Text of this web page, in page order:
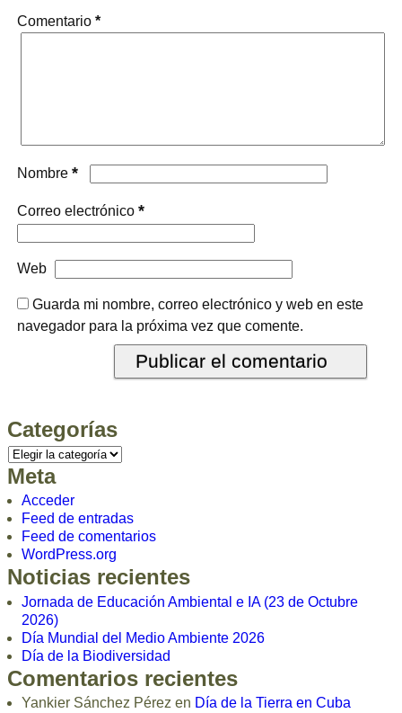
Comentario *
Nombre *
Correo electrónico *
Web
Guarda mi nombre, correo electrónico y web en este
navegador para la próxima vez que comente.
Categorías
Meta
Acceder
Feed de entradas
Feed de comentarios
WordPress.org
Noticias recientes
Jornada de Educación Ambiental e IA (23 de Octubre
2026)
Día Mundial del Medio Ambiente 2026
Día de la Biodiversidad
Comentarios recientes
Yankier Sánchez Pérez en Día de la Tierra en Cuba